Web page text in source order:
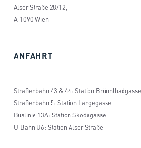
Alser Straße 28/12,
A-1090 Wien
ANFAHRT
Straßenbahn 43 & 44: Station Brünnlbadgasse
Straßenbahn 5: Station Langegasse
Buslinie 13A: Station Skodagasse
U-Bahn U6: Station Alser Straße